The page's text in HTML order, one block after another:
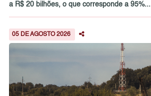
a R$ 20 bilhões, o que corresponde a 95%...
05 DE AGOSTO 2026